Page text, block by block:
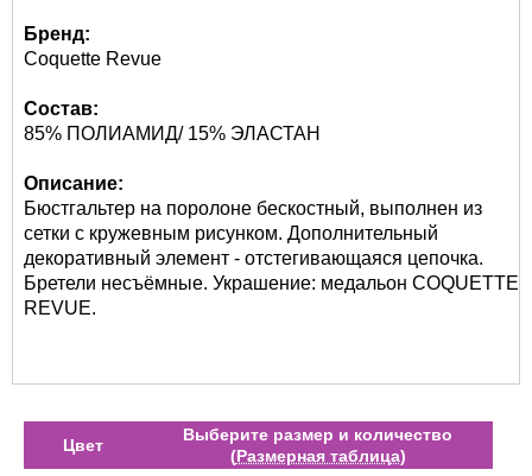
Бренд:
Coquette Revue
Состав:
85% ПОЛИАМИД/ 15% ЭЛАСТАН
Описание:
Бюстгальтер на поролоне бескостный, выполнен из
сетки с кружевным рисунком. Дополнительный
декоративный элемент - отстегивающаяся цепочка.
Бретели несъёмные. Украшение: медальон COQUETTE
REVUE.
Цвет
Выберите размер и количество
(Размерная таблица)